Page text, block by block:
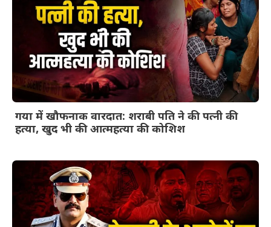
गया में खौफनाक वारदात: शराबी पति ने की पत्नी की
हत्या, खुद भी की आत्महत्या की कोशिश